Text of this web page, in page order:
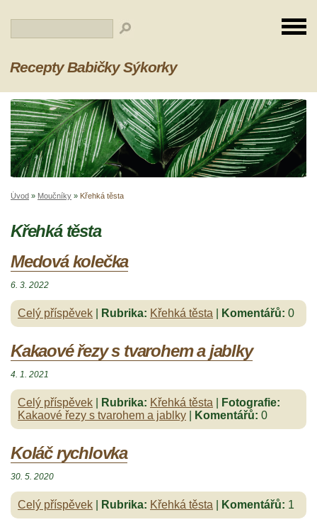
Recepty Babičky Sýkorky
Úvod » Moučníky » Křehká těsta
Křehká těsta
Medová kolečka
6. 3. 2022
Celý příspěvek Rubrika: Křehká těsta Komentářů: 0
Kakaové řezy s tvarohem a jablky
4. 1. 2021
Celý příspěvek Rubrika: Křehká těsta
Fotografie:
Kakaové řezy s tvarohem a jablky
Komentářů: 0
Koláč rychlovka
30. 5. 2020
Celý příspěvek Rubrika: Křehká těsta Komentářů: 1